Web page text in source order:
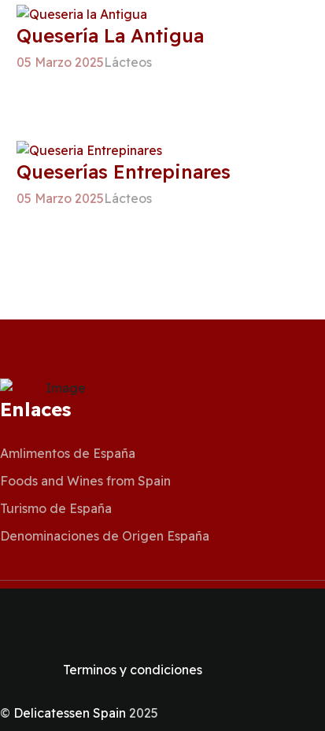
Quesería La Antigua
05 Marzo 2025Lácteos
Queserías Entrepinares
05 Marzo 2025Lácteos
Enlaces
Amlimentos de España
Foods and Wines from Spain
Turismo de España
Denominaciones de Origen España
Terminos y condiciones
© Delicatessen Spain 2025